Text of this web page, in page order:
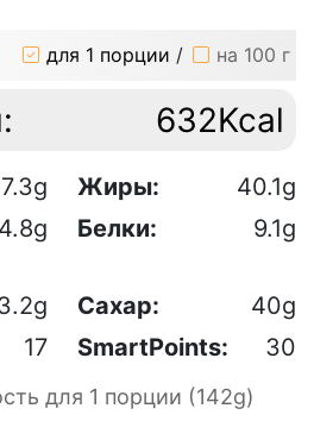
для 1 порции / на 100 г
632Kcal
Жиры:
40.1g
Белки: 9.1g
Сахар:
40g
17 SmartPoints: 30
для 1 порции (142g)